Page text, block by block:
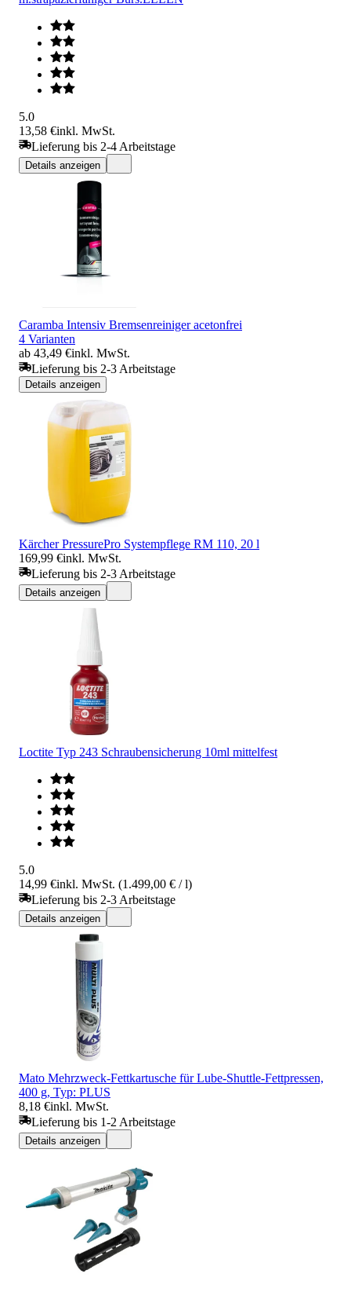
5.0
13,58 €inkl. MwSt.
Lieferung bis 2-4 Arbeitstage
Details anzeigen
Caramba Intensiv Bremsenreiniger acetonfrei
4 Varianten
ab 43,49 €inkl. MwSt.
Lieferung bis 2-3 Arbeitstage
Details anzeigen
Kärcher PressurePro Systempflege RM 110, 20 l
169,99 €inkl. MwSt.
Lieferung bis 2-3 Arbeitstage
Details anzeigen
Loctite Typ 243 Schraubensicherung 10ml mittelfest
5.0
14,99 €inkl. MwSt. (1.499,00 € / l)
Lieferung bis 2-3 Arbeitstage
Details anzeigen
Mato Mehrzweck-Fettkartusche für Lube-Shuttle-Fettpressen,
400 g, Typ: PLUS
8,18 €inkl. MwSt.
Lieferung bis 1-2 Arbeitstage
Details anzeigen